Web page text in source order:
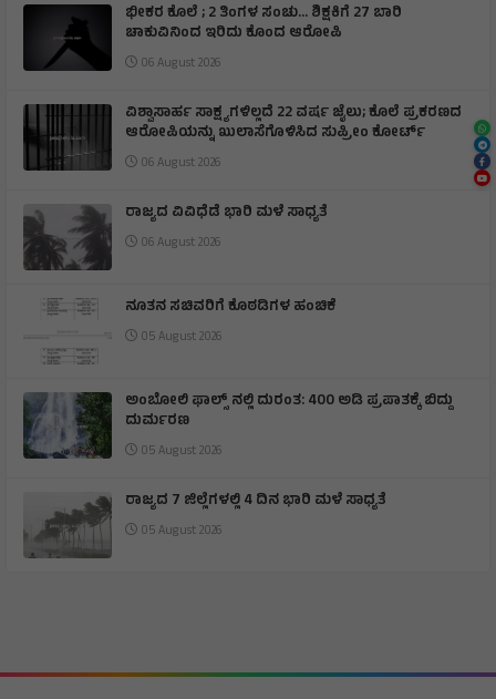
ಭೀಕರ ಕೊಲೆ ; 2 ತಿಂಗಳ ಸಂಚು… ಶಿಕ್ಷಕಿಗೆ 27 ಬಾರಿ
ಚಾಕುವಿನಿಂದ ಇರಿದು ಕೊಂದ ಆರೋಪಿ
06 August 2026
ವಿಶ್ವಾಸಾರ್ಹ ಸಾಕ್ಷ್ಯಗಳಿಲ್ಲದೆ 22 ವರ್ಷ ಜೈಲು; ಕೊಲೆ ಪ್ರಕರಣದ
ಆರೋಪಿಯನ್ನು ಖುಲಾಸೆಗೊಳಿಸಿದ ಸುಪ್ರೀಂ ಕೋರ್ಟ್
06 August 2026
ರಾಜ್ಯದ ವಿವಿಧೆಡೆ ಭಾರಿ ಮಳೆ ಸಾಧ್ಯತೆ
06 August 2026
ನೂತನ ಸಚಿವರಿಗೆ ಕೊಠಡಿಗಳ ಹಂಚಿಕೆ
05 August 2026
ಅಂಬೋಲಿ ಫಾಲ್ಸ್ ನಲ್ಲಿ ದುರಂತ: 400 ಅಡಿ ಪ್ರಪಾತಕ್ಕೆ ಬಿದ್ದು
ದುರ್ಮರಣ
05 August 2026
ರಾಜ್ಯದ 7 ಜಿಲ್ಲೆಗಳಲ್ಲಿ 4 ದಿನ ಭಾರಿ ಮಳೆ ಸಾಧ್ಯತೆ
05 August 2026